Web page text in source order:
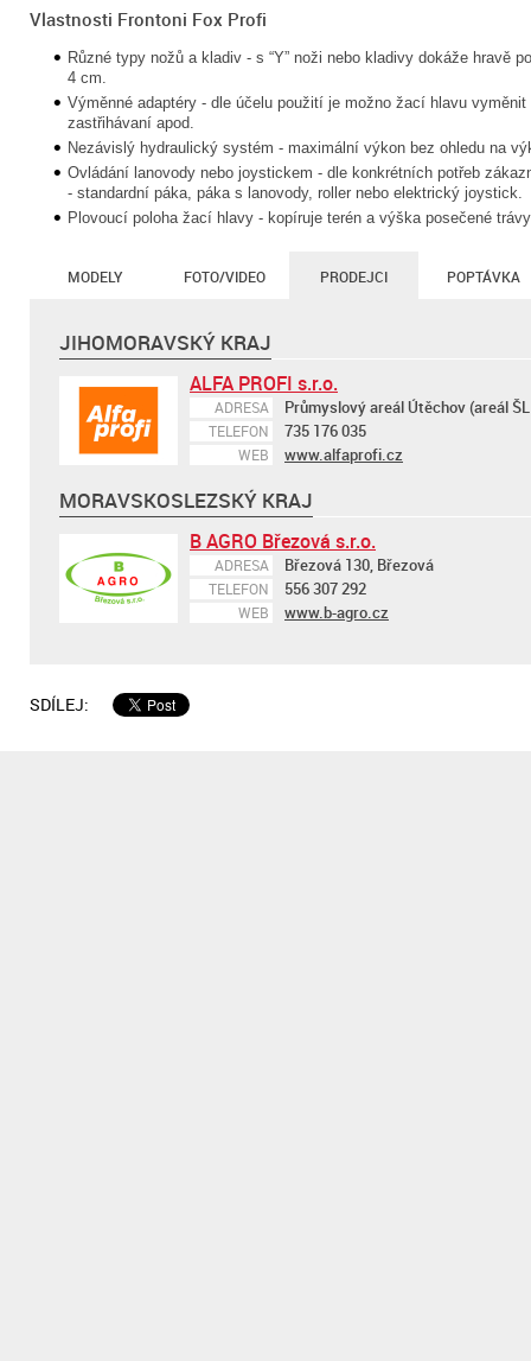
Vlastnosti Frontoni Fox Profi
Různé typy nožů a kladiv - s “Y” noži nebo kladivy dokáže hravě
4 cm.
Výměnné adaptéry - dle účelu použití je možno žací hlavu
zastřihávaní apod.
Nezávislý hydraulický systém - maximální výkon bez ohledu na
Ovládání lanovody nebo joystickem - dle konkrétních potřeb
- standardní páka, páka s lanovody, roller nebo elektrický joystick.
Plovoucí poloha žací hlavy - kopíruje terén a výška posečené
MODELY FOTO/VIDEO PRODEJCI POPTÁVKA
JIHOMORAVSKÝ KRAJ
ALFA PROFI s.r.o.
ADRESA Průmyslový areál Útěchov (areál
TELEFON 735 176 035
WEB www.alfaprofi.cz
MORAVSKOSLEZSKÝ KRAJ
B AGRO Březová s.r.o.
ADRESA Březová 130, Březová
TELEFON 556 307 292
WEB www.b-agro.cz
SDÍLEJ: